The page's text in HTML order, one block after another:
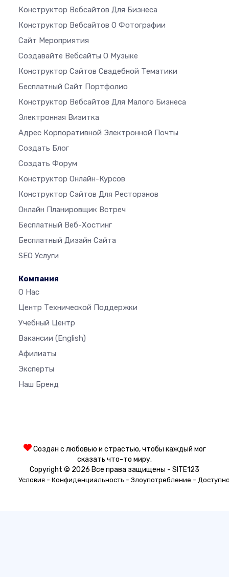
Конструктор Вебсайтов Для Бизнеса
Конструктор Вебсайтов О Фотографии
Сайт Мероприятия
Создавайте Вебсайты О Музыке
Конструктор Сайтов Свадебной Тематики
Бесплатный Сайт Портфолио
Конструктор Вебсайтов Для Малого Бизнеса
Электронная Визитка
Адрес Корпоративной Электронной Почты
Создать Блог
Создать Форум
Конструктор Онлайн-Курсов
Конструктор Сайтов Для Ресторанов
Онлайн Планировщик Встреч
Бесплатный Веб-Хостинг
Бесплатный Дизайн Сайта
SEO Услуги
Компания
О Нас
Центр Технической Поддержки
Учебный Центр
Вакансии (English)
Афилиаты
Эксперты
Наш Бренд
Создан с любовью и страстью, чтобы каждый мог
сказать что-то миру.
Copyright © 2026 Все права защищены - SITE123
Условия - Конфиденциальность - Злоупотребление -